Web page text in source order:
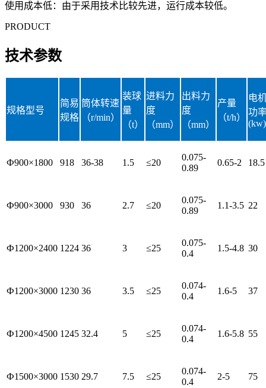
使用成本低：由于采用技术比较先进，运行成本较低。
PRODUCT
技术参数
规格型号
简易
规格
筒体转速
（r/min）
装球
量
（t）
进料力
度
（mm）
出料力
度
（mm）
产量
（t/h）
电
功
(kw)
Ф900×1800 918 36-38 1.5 ≤20
0.075-
0.89
0.65-2 18.5
Ф900×3000 930 36 2.7 ≤20
0.075-
0.89
1.1-3.5 22
Ф1200×2400 1224 36 3 ≤25
0.075-
0.4
1.5-4.8 30
Ф1200×3000 1230 36 3.5 ≤25
0.074-
0.4
1.6-5 37
Ф1200×4500 1245 32.4 5 ≤25
0.074-
0.4
1.6-5.8 55
Ф1500×3000 1530 29.7 7.5 ≤25
0.074-
0.4
2-5 75